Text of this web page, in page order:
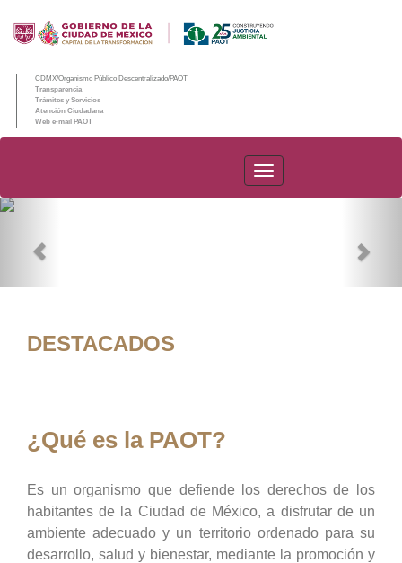
CDMX/Organismo Público Descentralizado/PAOT
Transparencia
Trámites y Servicios
Atención Ciudadana
Web e-mail PAOT
PAOT
DESTACADOS
¿Qué es la PAOT?
Es un organismo que defiende los derechos de los
habitantes de la Ciudad de México, a disfrutar de un
ambiente adecuado y un territorio ordenado para su
desarrollo, salud y bienestar, mediante la promoción y